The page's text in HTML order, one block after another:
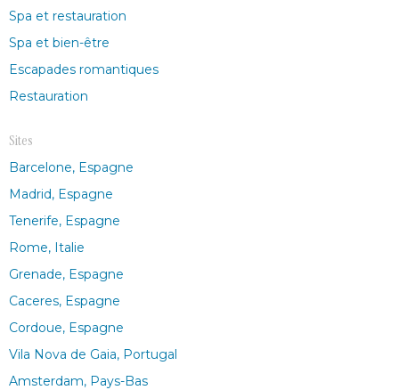
Spa et restauration
Spa et bien-être
Escapades romantiques
Restauration
Sites
Barcelone, Espagne
Madrid, Espagne
Tenerife, Espagne
Rome, Italie
Grenade, Espagne
Caceres, Espagne
Cordoue, Espagne
Vila Nova de Gaia, Portugal
Amsterdam, Pays-Bas